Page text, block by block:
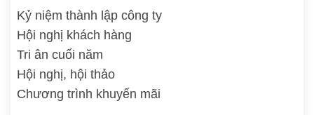
Kỷ niệm thành lập công ty
Hội nghị khách hàng
Tri ân cuối năm
Hội nghị, hội thảo
Chương trình khuyến mãi